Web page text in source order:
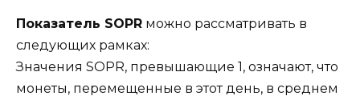
Показатель SOPR можно рассматривать в
следующих рамках:
Значения SOPR, превышающие 1, означают, что
монеты, перемещенные в этот день, в среднем